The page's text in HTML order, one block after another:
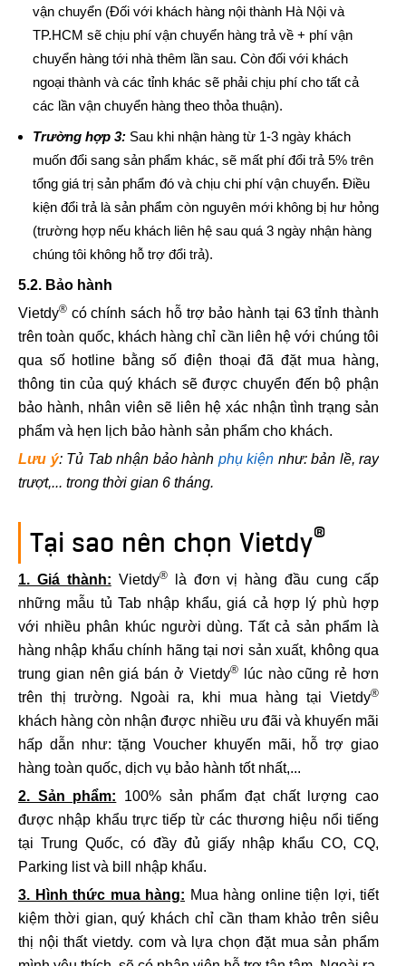
vận chuyển (Đối với khách hàng nội thành Hà Nội và
TP.HCM sẽ chịu phí vận chuyển hàng trả về + phí vận
chuyển hàng tới nhà thêm lần sau. Còn đối với khách
ngoại thành và các tỉnh khác sẽ phải chịu phí cho tất cả
các lần vận chuyển hàng theo thỏa thuận).
Trường hợp 3: Sau khi nhận hàng từ 1-3 ngày khách
muốn đổi sang sản phẩm khác, sẽ mất phí đổi trả 5% trên
tổng giá trị sản phẩm đó và chịu chi phí vận chuyển. Điều
kiện đổi trả là sản phẩm còn nguyên mới không bị hư hỏng
(trường hợp nếu khách liên hệ sau quá 3 ngày nhận hàng
chúng tôi không hỗ trợ đổi trả).
5.2. Bảo hành
Vietdy® có chính sách hỗ trợ bảo hành tại 63 tỉnh thành
trên toàn quốc, khách hàng chỉ cần liên hệ với chúng tôi
qua số hotline bằng số điện thoại đã đặt mua hàng,
thông tin của quý khách sẽ được chuyển đến bộ phận
bảo hành, nhân viên sẽ liên hệ xác nhận tình trạng sản
phẩm và hẹn lịch bảo hành sản phẩm cho khách.
Lưu ý: Tủ Tab nhận bảo hành phụ kiện như: bản lề, ray
trượt,... trong thời gian 6 tháng.
Tại sao nên chọn Vietdy®
1. Giá thành: Vietdy®là đơn vị hàng đầu cung cấp
những mẫu tủ Tab nhập khẩu, giá cả hợp lý phù hợp
với nhiều phân khúc người dùng. Tất cả sản phẩm là
hàng nhập khẩu chính hãng tại nơi sản xuất, không qua
trung gian nên giá bán ở Vietdy®lúc nào cũng rẻ hơn
trên thị trường. Ngoài ra, khi mua hàng tại Vietdy®
khách hàng còn nhận được nhiều ưu đãi và khuyến mãi
hấp dẫn như: tặng Voucher khuyến mãi, hỗ trợ giao
hàng toàn quốc, dịch vụ bảo hành tốt nhất,...
2. Sản phẩm: 100% sản phẩm đạt chất lượng cao
được nhập khẩu trực tiếp từ các thương hiệu nổi tiếng
tại Trung Quốc, có đầy đủ giấy nhập khẩu CO, CQ,
Parking list và bill nhập khẩu.
3. Hình thức mua hàng: Mua hàng online tiện lợi, tiết
kiệm thời gian, quý khách chỉ cần tham khảo trên siêu
thị nội thất vietdy. com và lựa chọn đặt mua sản phẩm